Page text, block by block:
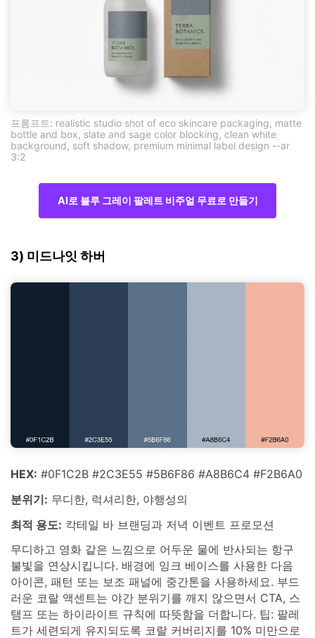
프롬프트: realistic studio shot of eco skincare packaging, matte
bottle and box, slate and sage color blocking, clean white
background, soft shadow, premium minimal label design --ar
3:2
AI로 블루 그레이 팔레트 비주얼 무료로 만들기
3) 미드나잇 하버
HEX: #0F1C2B #2C3E55 #5B6F86 #A8B6C4 #F2B6A0
분위기: 무디한, 럭셔리한, 야행성의
최적 용도: 칵테일 바 브랜딩과 저녁 이벤트 프로모션
무디하고 영화 같은 느낌으로 어두운 물에 반사되는 항구
불빛을 연상시킵니다. 배경에 잉크 베이스를 사용한 다음
아이콘, 패턴 또는 보조 패널에 중간톤을 사용하세요. 부드
러운 코랄 액센트는 야간 분위기를 깨지 않으면서 CTA, 스
탬프 또는 하이라이트 규칙에 따뜻함을 더합니다. 팁: 팔레
트가 세련되게 유지되도록 코랄 커버리지를 10% 미만으로